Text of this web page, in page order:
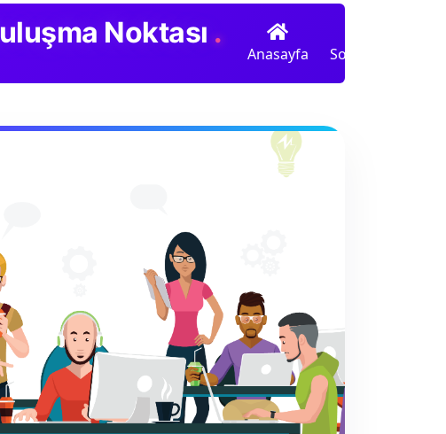
Noktası .
Anasayfa Sohbet